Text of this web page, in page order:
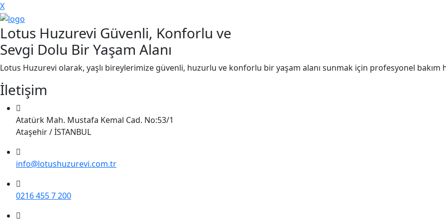
X
Lotus Huzurevi Güvenli, Konforlu ve
Sevgi Dolu Bir Yaşam Alanı
Lotus Huzurevi olarak, yaşlı bireylerimize güvenli, huzurlu ve konforlu bir yaşam alanı sunmak için profesyonel
İletişim
Atatürk Mah. Mustafa Kemal Cad. No:53/1
Ataşehir / İSTANBUL
info@lotushuzurevi.com.tr
0216 455 7 200